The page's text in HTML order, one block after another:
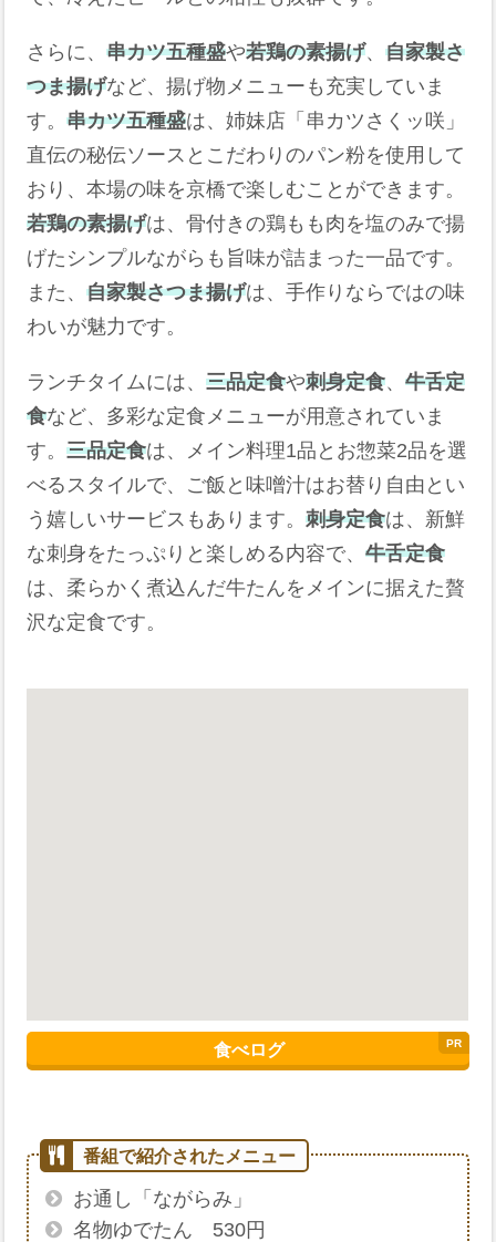
さらに、串カツ五種盛や若鶏の素揚げ、自家製さ
つま揚げなど、揚げ物メニューも充実していま
す。串カツ五種盛は、姉妹店「串カツさくッ咲」
直伝の秘伝ソースとこだわりのパン粉を使用して
おり、本場の味を京橋で楽しむことができます。
若鶏の素揚げは、骨付きの鶏もも肉を塩のみで揚
げたシンプルながらも旨味が詰まった一品です。
また、自家製さつま揚げは、手作りならではの味
わいが魅力です。
ランチタイムには、三品定食や刺身定食、牛舌定
食など、多彩な定食メニューが用意されていま
す。三品定食は、メイン料理1品とお惣菜2品を選
べるスタイルで、ご飯と味噌汁はお替り自由とい
う嬉しいサービスもあります。刺身定食は、新鮮
な刺身をたっぷりと楽しめる内容で、牛舌定食
は、柔らかく煮込んだ牛たんをメインに据えた贅
沢な定食です。
食べログ
お通し「ながらみ」
名物ゆでたん 530円